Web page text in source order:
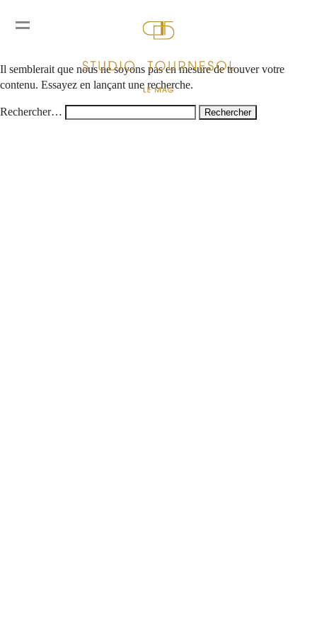
Rien ici
Il semblerait que nous ne soyons pas en mesure de trouver votre
contenu. Essayez en lançant une recherche.
Rechercher…